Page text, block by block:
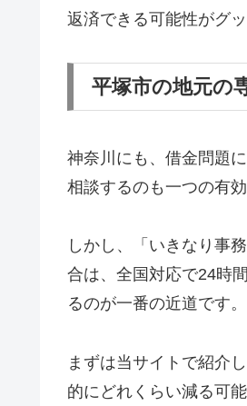
返済できる可能性がグッ
平塚市の地元の
神奈川にも、借金問題
相談するのも一つの有効
しかし、「いきなり事
合は、全国対応で24時
るのが一番の近道です。
まずは当サイトで紹介
的にどれくらい減る可